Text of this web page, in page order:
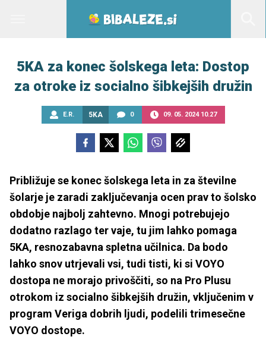
5KA za konec šolskega leta: Dostop
za otroke iz socialno šibkejših družin
E.R. 5KA 0 09. 05. 2024 10.27
Približuje se konec šolskega leta in za številne
šolarje je zaradi zaključevanja ocen prav to šolsko
obdobje najbolj zahtevno. Mnogi potrebujejo
dodatno razlago ter vaje, tu jim lahko pomaga
5KA, resnozabavna spletna učilnica. Da bodo
lahko snov utrjevali vsi, tudi tisti, ki si VOYO
dostopa ne morajo privoščiti, so na Pro Plusu
otrokom iz socialno šibkejših družin, vključenim v
program Veriga dobrih ljudi, podelili trimesečne
VOYO dostope.